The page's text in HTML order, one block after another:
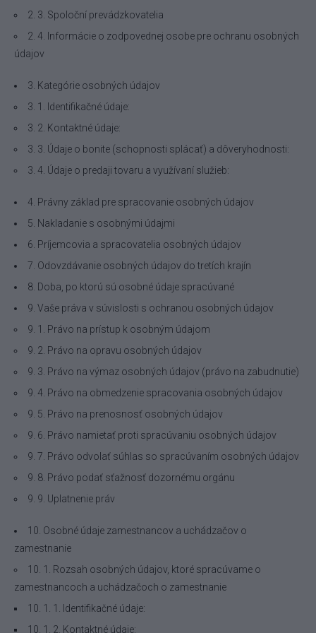
2. 3. Spoloční prevádzkovatelia
2. 4. Informácie o zodpovednej osobe pre ochranu osobných
údajov
3. Kategórie osobných údajov
3. 1. Identifikačné údaje:
3. 2. Kontaktné údaje:
3. 3. Údaje o bonite (schopnosti splácať) a dôveryhodnosti:
3. 4. Údaje o predaji tovaru a využívaní služieb:
4. Právny základ pre spracovanie osobných údajov
5. Nakladanie s osobnými údajmi
6. Príjemcovia a spracovatelia osobných údajov
7. Odovzdávanie osobných údajov do tretích krajín
8. Doba, po ktorú sú osobné údaje spracúvané
9. Vaše práva v súvislosti s ochranou osobných údajov
9. 1. Právo na prístup k osobným údajom
9. 2. Právo na opravu osobných údajov
9. 3. Právo na výmaz osobných údajov (právo na zabudnutie)
9. 4. Právo na obmedzenie spracovania osobných údajov
9. 5. Právo na prenosnosť osobných údajov
9. 6. Právo namietať proti spracúvaniu osobných údajov
9. 7. Právo odvolať súhlas so spracúvaním osobných údajov
9. 8. Právo podať sťažnosť dozornému orgánu
9. 9. Uplatnenie práv
10. Osobné údaje zamestnancov a uchádzačov o
zamestnanie
10. 1. Rozsah osobných údajov, ktoré spracúvame o
zamestnancoch a uchádzačoch o zamestnanie
10. 1. 1. Identifikačné údaje:
10. 1. 2. Kontaktné údaje: